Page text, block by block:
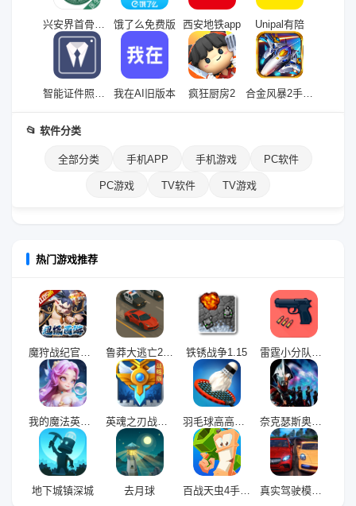
兴安界首骨伤医院医护端APP 饿了么免费版 西安地铁app Unipal有陪
智能证件照拍摄App 我在AI旧版本 疯狂厨房2 合金风暴2手机版
📂 软件分类
全部分类 手机APP 手机游戏 PC软件
PC游戏 TV软件 TV游戏
热门游戏推荐
魔狩战纪官方正版 鲁莽大逃亡2手游(Getaway 2) 铁锈战争1.15 雷霆小分队九游版
我的魔法英雄伙伴游戏 英魂之刃战略版九游版 羽毛球高高手九游版 奈克瑟斯奥特曼默示录
地下城镇深城 去月球 百战天虫4手机版 真实驾驶模拟最新版